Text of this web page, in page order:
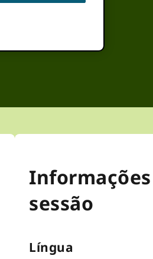
sessão
Língua